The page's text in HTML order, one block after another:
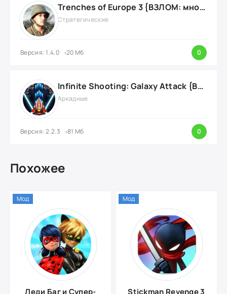
Trenches of Europe 3 {ВЗЛОМ: много денег}
Стратегические
Версия: 1.4.0 20 Мб 0
Infinite Shooting: Galaxy Attack {ВЗЛОМ: Бесплатные Покупки}
Аркадные
Версия: 2.2.3 81 Мб 0
Похожее
Леди Баг и Супер-
Мод
Stickman Revenge 3
Мод